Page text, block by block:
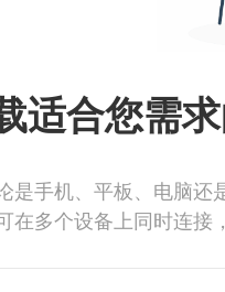
适合您需
手机、平板、电脑还
在多个设备上同时连接